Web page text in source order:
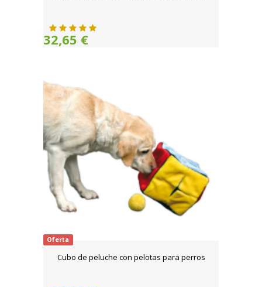
32,65 €
Oferta
Cubo de peluche con pelotas para perros